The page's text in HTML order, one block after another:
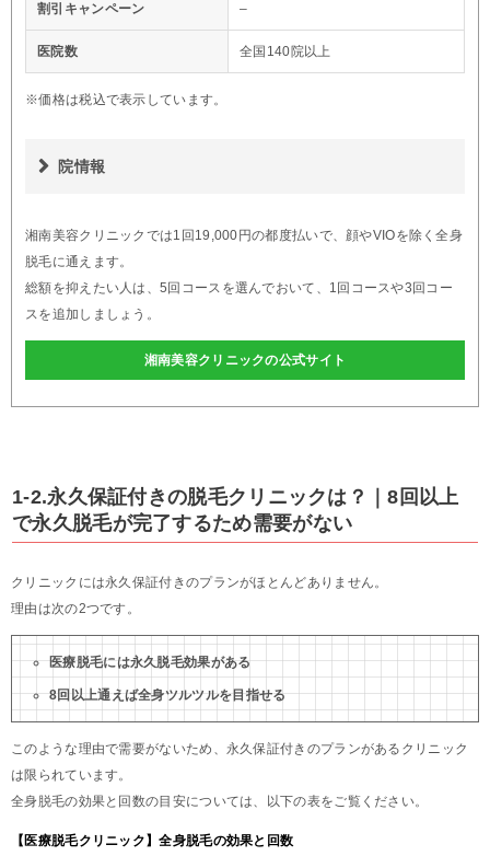
割引キャンペーン –
医院数 全国140院以上
※価格は税込で表示しています。
院情報
湘南美容クリニックでは1回19,000円の都度払いで、顔やVIOを除く全身
脱毛に通えます。
総額を抑えたい人は、5回コースを選んでおいて、1回コースや3回コー
スを追加しましょう。
湘南美容クリニックの公式サイト
1-2.永久保証付きの脱毛クリニックは？｜8回以上
で永久脱毛が完了するため需要がない
クリニックには永久保証付きのプランがほとんどありません。
理由は次の2つです。
医療脱毛には永久脱毛効果がある
8回以上通えば全身ツルツルを目指せる
このような理由で需要がないため、永久保証付きのプランがあるクリニック
は限られています。
全身脱毛の効果と回数の目安については、以下の表をご覧ください。
【医療脱毛クリニック】全身脱毛の効果と回数